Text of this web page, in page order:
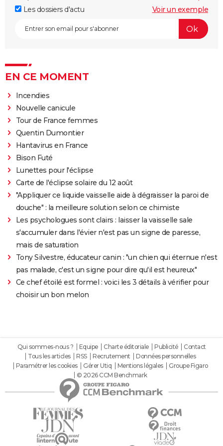
Les dossiers d'actu
Voir un exemple
EN CE MOMENT
Incendies
Nouvelle canicule
Tour de France femmes
Quentin Dumontier
Hantavirus en France
Bison Futé
Lunettes pour l'éclipse
Carte de l'éclipse solaire du 12 août
"Appliquer ce liquide vaisselle aide à dégraisser la paroi de
douche" : la meilleure solution selon ce chimiste
Les psychologues sont clairs : laisser la vaisselle sale
s'accumuler dans l'évier n'est pas un signe de paresse,
mais de saturation
Tony Silvestre, éducateur canin : "un chien qui éternue n'est
pas malade, c'est un signe pour dire qu'il est heureux"
Ce chef étoilé est formel : voici les 3 détails à vérifier pour
choisir un bon melon
Qui sommes-nous ? Equipe Charte éditoriale Publicité
Contact
Tous les articles
RSS Recrutement
Données personnelles
Paramétrer les cookies
Gérer Utiq Mentions légales
Groupe Figaro
© 2026 CCM Benchmark